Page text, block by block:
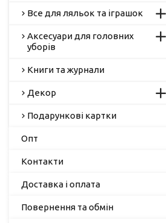
Все для ляльок та іграшок
Аксесуари для головних
уборів
Книги та журнали
Декор
Подарункові картки
Опт
Контакти
Доставка і оплата
Повернення та обмін